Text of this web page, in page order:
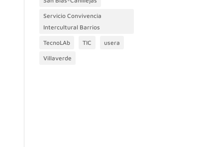
Servicio Convivencia
Intercultural Barrios
TecnoLAb TIC usera
Villaverde